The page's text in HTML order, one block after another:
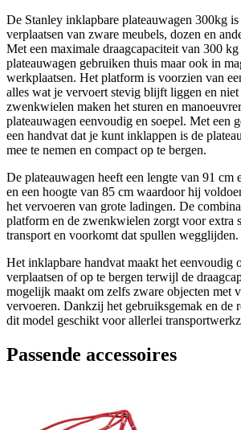
De Stanley inklapbare plateauwagen 300kg
verplaatsen van zware meubels, dozen en
Met een maximale draagcapaciteit van 300
plateauwagen gebruiken thuis maar ook in
werkplaatsen. Het platform is voorzien van
alles wat je vervoert stevig blijft liggen en
zwenkwielen maken het sturen en
plateauwagen eenvoudig en soepel. Met een
een handvat dat je kunt inklappen is de
mee te nemen en compact op te bergen.
De plateauwagen heeft een lengte van 91 cm
en een hoogte van 85 cm waardoor hij
het vervoeren van grote ladingen. De
platform en de zwenkwielen zorgt voor extra
transport en voorkomt dat spullen wegglijden.
Het inklapbare handvat maakt het eenvoudig
verplaatsen of op te bergen terwijl de
mogelijk maakt om zelfs zware objecten met
vervoeren. Dankzij het gebruiksgemak en de
dit model geschikt voor allerlei
Passende accessoires